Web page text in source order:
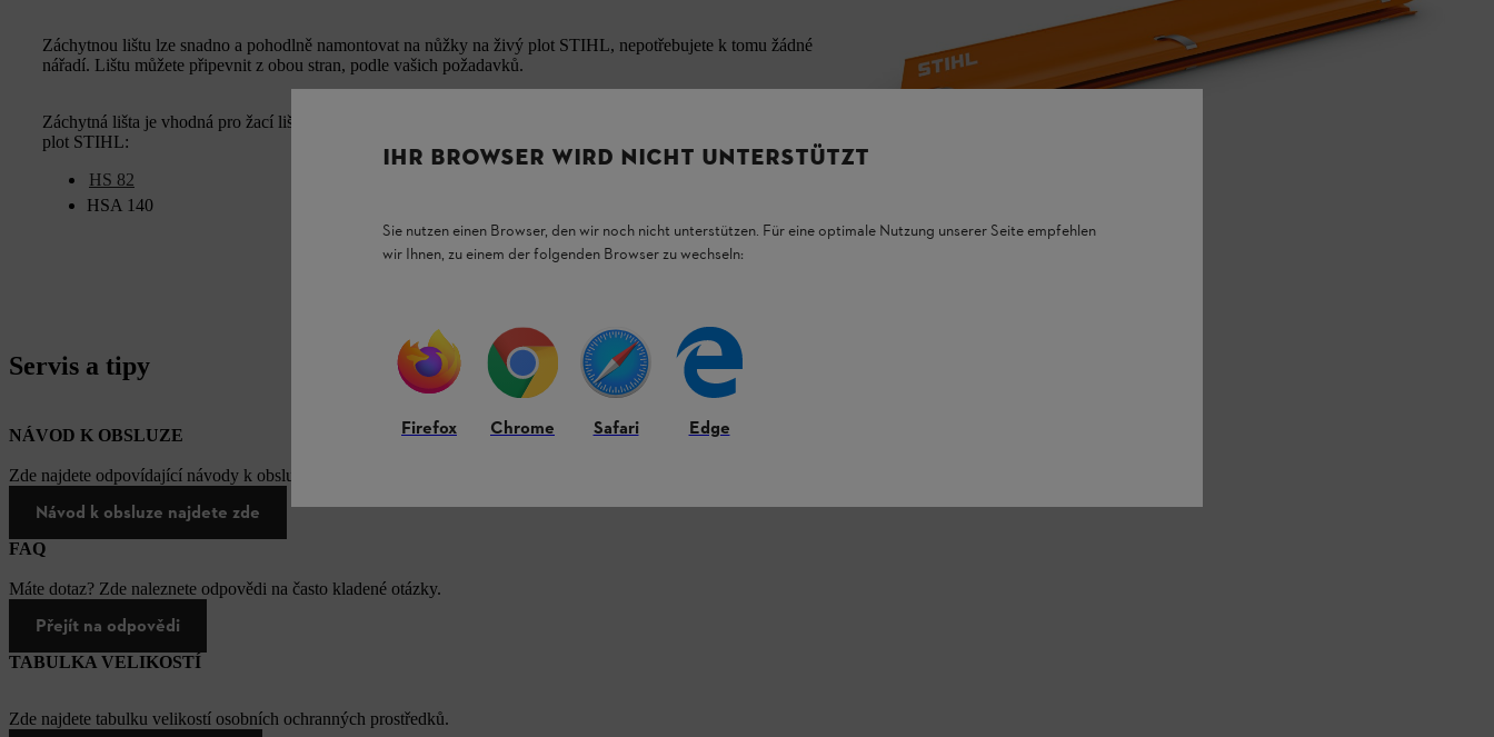
Záchytnou lištu lze snadno a pohodlně namontovat na nůžky na živý plot STIHL, nepotřebujete k tomu žádné
nářadí. Lištu můžete připevnit z obou stran, podle vašich požadavků.
Záchytná lišta je vhodná pro žací lištu o délce 75 cm a je vhodná pro následující akumulátorové nůžky na živý
plot STIHL:
HS 82
HSA 140
Servis a tipy
NÁVOD K OBSLUZE
Zde najdete odpovídající návody k obsluze našich produktů STIHL.
Návod k obsluze najdete zde
FAQ
Máte dotaz? Zde naleznete odpovědi na často kladené otázky.
Přejít na odpovědi
TABULKA VELIKOSTÍ
Zde najdete tabulku velikostí osobních ochranných prostředků.
IHR BROWSER WIRD NICHT UNTERSTÜTZT
Sie nutzen einen Browser, den wir noch nicht unterstützen. Für eine optimale Nutzung unserer Seite empfehlen
wir Ihnen, zu einem der folgenden Browser zu wechseln:
Firefox Chrome Safari Edge